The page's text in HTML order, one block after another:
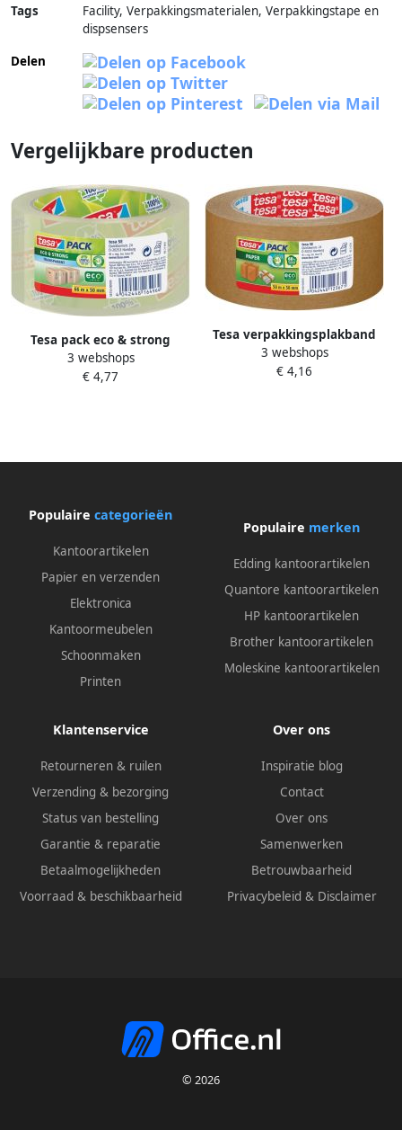
Tags
Facility, Verpakkingsmaterialen, Verpakkingstape en
dispsensers
Delen
Vergelijkbare producten
Tesa pack eco & strong
ecoLogo ft 50 mm x 66 m PP
transparant
3 webshops
€ 4,77
Tesa verpakkingsplakband
Paper ft 50 mm x 50 m
papier bruin
3 webshops
€ 4,16
Populaire categorieën
Kantoorartikelen
Papier en verzenden
Elektronica
Kantoormeubelen
Schoonmaken
Printen
Populaire merken
Edding kantoorartikelen
Quantore kantoorartikelen
HP kantoorartikelen
Brother kantoorartikelen
Moleskine kantoorartikelen
Klantenservice
Retourneren & ruilen
Verzending & bezorging
Status van bestelling
Garantie & reparatie
Betaalmogelijkheden
Voorraad & beschikbaarheid
Over ons
Inspiratie blog
Contact
Over ons
Samenwerken
Betrouwbaarheid
Privacybeleid & Disclaimer
© 2026